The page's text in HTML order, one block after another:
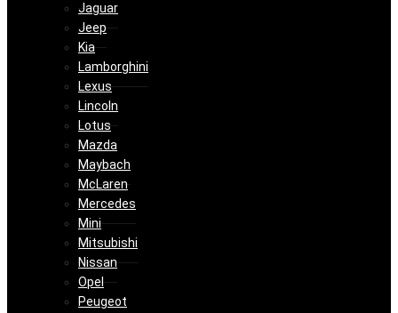
Jaguar
Jeep
Kia
Lamborghini
Lexus
Lincoln
Lotus
Mazda
Maybach
McLaren
Mercedes
Mini
Mitsubishi
Nissan
Opel
Peugeot